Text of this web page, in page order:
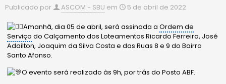
Publicado por ASCOM - SBU em 5 de abril de 2022
Amanhã, dia 05 de abril, será assinada aOrdem de
Serviço do Calçamento dos Loteamentos Ricardo Ferreira, José
Adailton, Joaquim da Silva Costa e das Ruas 8 e 9 do Bairro
Santo Afonso.
O evento será realizado às 9h, por trás do Posto ABF.